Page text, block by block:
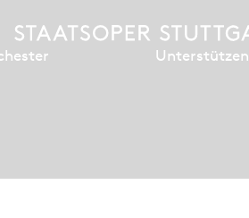
Unterstützen